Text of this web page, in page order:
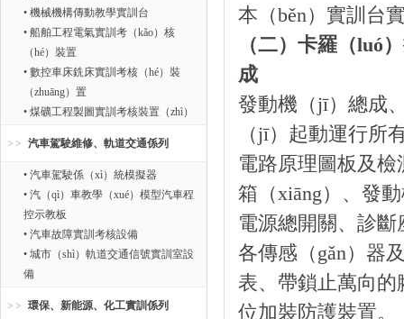
• 機械機構傳動教學實訓台
• 船舶工程電氣實訓考（kǎo）核
（hé）裝置
• 數控車床銑床實訓考核（hé）裝
（zhuāng）置
• 煤礦工程製圖實訓考核裝置（zhì）
汽車駕駛維修、軌道交通係列
• 汽車駕駛係（xì）統模擬器
• 汽（qì）車教學（xué）模型汽車程
控示教板
• 汽車故障實訓考核設備
• 城市（shì）軌道交通信號實訓室設
備
環保、新能源、化工實訓係列
本（běn）實訓台
（二）卡羅（luó
成
發動機（jī）總成
（jī）起動運行所
電路原理圖板及
箱（xiāng）、發
電源總開關、診
各傳感（gǎn）器
表、帶鎖止萬向的
位加裝防護裝置。